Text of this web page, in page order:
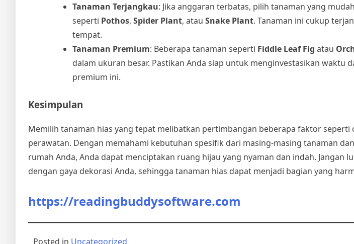
Tanaman Terjangkau: Jika anggaran terbatas, pilih tanaman yang
seperti Pothos, Spider Plant, atau Snake Plant. Tanaman ini cukup
tempat.
Tanaman Premium: Beberapa tanaman seperti Fiddle Leaf Fig atau
dalam ukuran besar. Pastikan Anda siap untuk menginvestasikan waktu
premium ini.
Kesimpulan
Memilih tanaman hias yang tepat melibatkan pertimbangan beberapa faktor seperti
perawatan. Dengan memahami kebutuhan spesifik dari masing-masing tanaman
rumah Anda, Anda dapat menciptakan ruang hijau yang nyaman dan indah. Jangan
dengan gaya dekorasi Anda, sehingga tanaman hias dapat menjadi bagian yang
https://readingbuddysoftware.com
Posted in Uncategorized